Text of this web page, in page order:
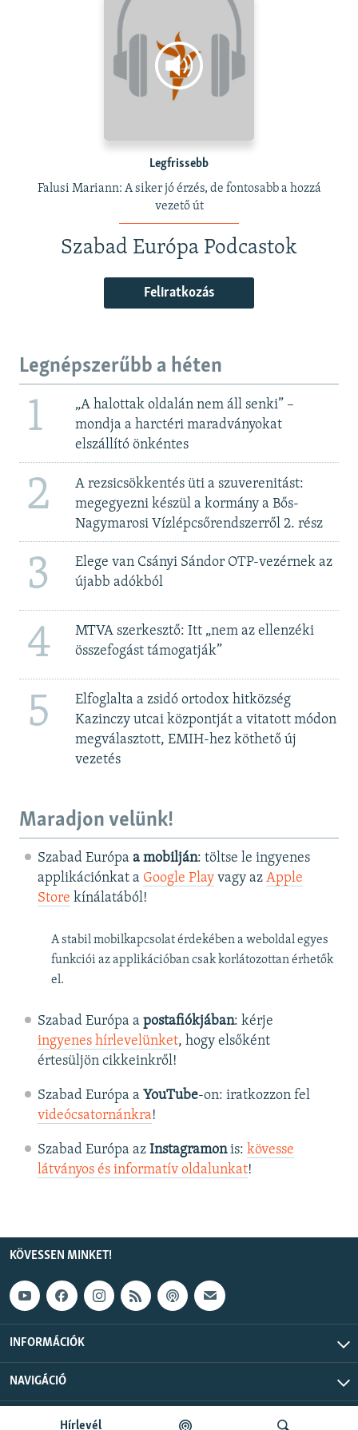
Hírlevél
Legfrissebb
Falusi Mariann: A siker jó érzés, de fontosabb a hozzá
vezető út
Szabad Európa Podcastok
Feliratkozás
Legnépszerűbb a héten
1
„A halottak oldalán nem áll senki” –
mondja a harctéri maradványokat
elszállító önkéntes
2
A rezsicsökkentés üti a szuverenitást:
megegyezni készül a kormány a Bős-
Nagymarosi Vízlépcsőrendszerről 2. rész
3
Elege van Csányi Sándor OTP-vezérnek az
újabb adókból
4
MTVA szerkesztő: Itt „nem az ellenzéki
összefogást támogatják”
5
Elfoglalta a zsidó ortodox hitközség
Kazinczy utcai központját a vitatott módon
megválasztott, EMIH-hez köthető új
vezetés
Maradjon velünk!
Szabad Európa a mobilján: töltse le ingyenes
applikációnkat a Google Playvagy az Apple
Store kínálatából!
A stabil mobilkapcsolat érdekében a weboldal egyes
funkciói az applikációban csak korlátozottan érhetők
el.
Szabad Európa a postafiókjában: kérje
ingyenes hírlevelünket, hogy elsőként
értesüljön cikkeinkről!
Szabad Európa a YouTube-on: iratkozzon fel
videócsatornánkra!
Szabad Európa az Instagramonis: kövesse
látványos és informatív oldalunkat! ​
KÖVESSEN MINKET!
INFORMÁCIÓK
NAVIGÁCIÓ
Szabad Európa © 2026 RFE/RL, Inc. Minden jog fenntartva.